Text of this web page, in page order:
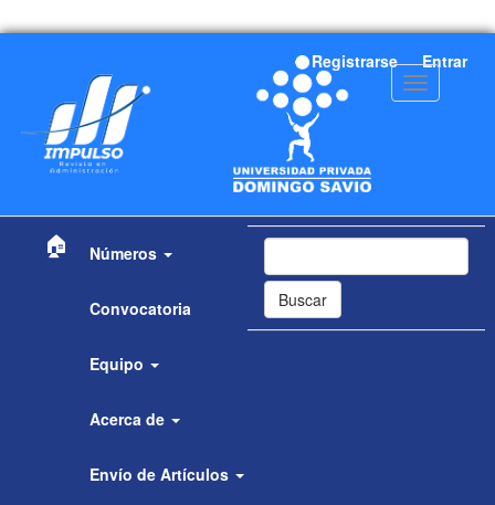
Contenido
principal
Barra
lateral
Registrarse
Entrar
Toggle
navigation
🏠 Números
Convocatoria
Equipo
Acerca de
Envío de Artículos
Buscar